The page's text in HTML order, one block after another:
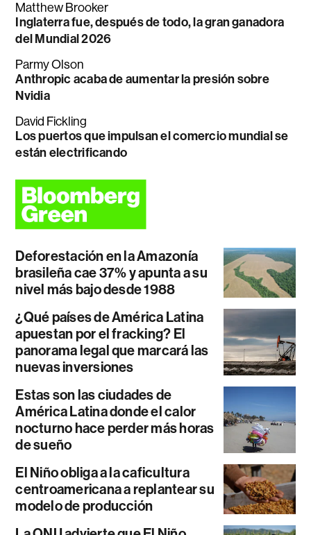
Matthew Brooker
Inglaterra fue, después de todo, la gran ganadora
del Mundial 2026
Parmy Olson
Anthropic acaba de aumentar la presión sobre
Nvidia
David Fickling
Los puertos que impulsan el comercio mundial se
están electrificando
Deforestación en la Amazonía
brasileña cae 37% y apunta a su
nivel más bajo desde 1988
¿Qué países de América Latina
apuestan por el fracking? El
panorama legal que marcará las
nuevas inversiones
Estas son las ciudades de
América Latina donde el calor
nocturno hace perder más horas
de sueño
El Niño obliga a la caficultura
centroamericana a replantear su
modelo de producción